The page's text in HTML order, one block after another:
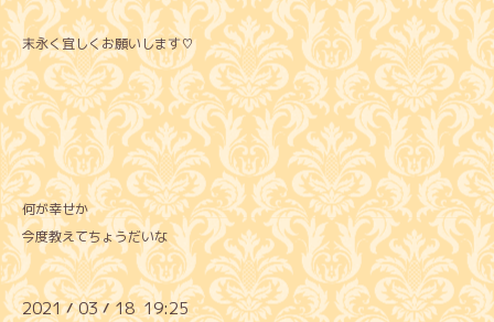
末永く宜しくお願いします♡
何が幸せか
今度教えてちょうだいな
2021/03/18 19:25